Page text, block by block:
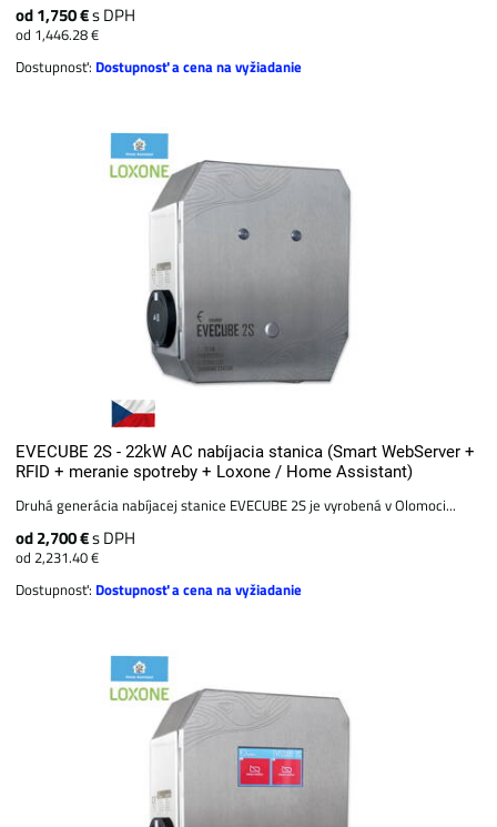
od 1,750 €s DPH
od 1,446.28 €
Dostupnosť: Dostupnosť a cena na vyžiadanie
EVECUBE 2S - 22kW AC nabíjacia stanica (Smart WebServer +
RFID + meranie spotreby + Loxone / Home Assistant)
Druhá generácia nabíjacej stanice EVECUBE 2S je vyrobená v Olomoci...
od 2,700 €s DPH
od 2,231.40 €
Dostupnosť: Dostupnosť a cena na vyžiadanie